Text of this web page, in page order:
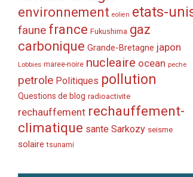
environnement eolien etats-
faune france Fukushima gaz
carbonique Grande-Bretagne japon
Lobbies maree-noire nucleaire ocean peche
petrole Politiques pollution
Questions de blog radioactivite
rechauffement rechauffement-
climatique sante Sarkozy seisme
solaire tsunami